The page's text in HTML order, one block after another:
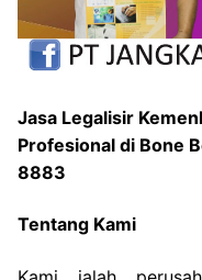
Jasa Legalisir
Profesional di Bone
8883
Tentang Kami